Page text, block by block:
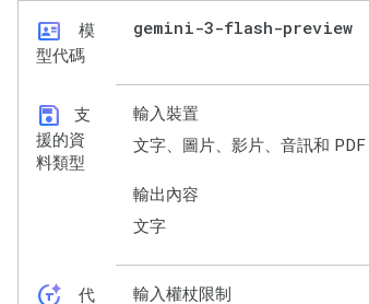
id_card
模
型代碼
gemini-3-flash-preview
save
支
援的資
料類型
輸入裝置
文字、圖片、影片、音訊和 PDF
輸出內容
文字
token_auto
代
輸入權杖限制